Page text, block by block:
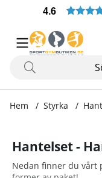
4.6
Hem Styrka
Hantelset -
Nedan finner du vårt